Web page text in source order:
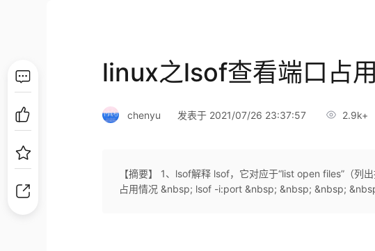
linux之lsof查看端口占
chenyu 发表于 2021/07/26 23:37:57 2.9k+
【摘要】 1、lsof解释 lsof，它对应于“list open files”（
占用情况 &nbsp; lsof -i:port &nbsp; &nbsp; &nbsp;